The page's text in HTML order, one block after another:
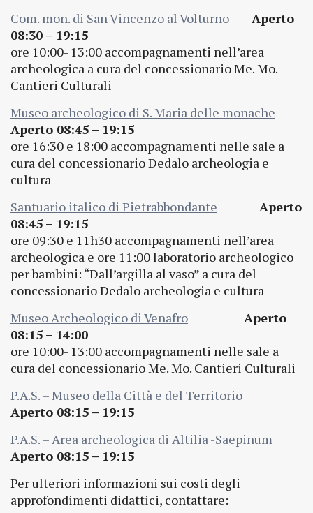
Com. mon. di San Vincenzo al Volturno
Aperto
08:30 – 19:15
ore 10:00- 13:00 accompagnamenti nell’area
archeologica a cura del concessionario Me. Mo.
Cantieri Culturali
Museo archeologico di S. Maria delle monache
Aperto 08:45 – 19:15
ore 16:30 e 18:00 accompagnamenti nelle sale a
cura del concessionario Dedalo archeologia e
cultura
Santuario italico di Pietrabbondante
Aperto
08:45 – 19:15
ore 09:30 e 11h30 accompagnamenti nell’area
archeologica e ore 11:00 laboratorio archeologico
per bambini: “Dall’argilla al vaso” a cura del
concessionario Dedalo archeologia e cultura
Museo Archeologico di Venafro
Aperto
08:15 – 14:00
ore 10:00- 13:00 accompagnamenti nelle sale a
cura del concessionario Me. Mo. Cantieri Culturali
P.A.S. – Museo della Città e del Territorio
Aperto 08:15 – 19:15
P.A.S. – Area archeologica di Altilia -Saepinum
Aperto 08:15 – 19:15
Per ulteriori informazioni sui costi degli
approfondimenti didattici, contattare: